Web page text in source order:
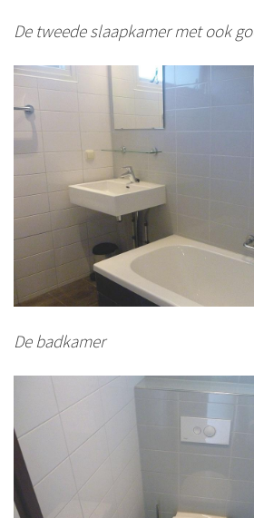
De tweede slaapkamer met ook
De badkamer